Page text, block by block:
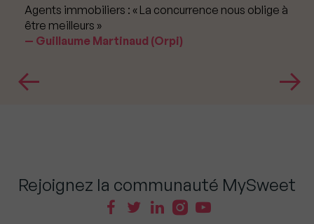
Agents immobiliers : « La concurrence nous oblige à
être meilleurs »
Guillaume Martinaud (Orpi)
Rejoignez la communauté MySweet